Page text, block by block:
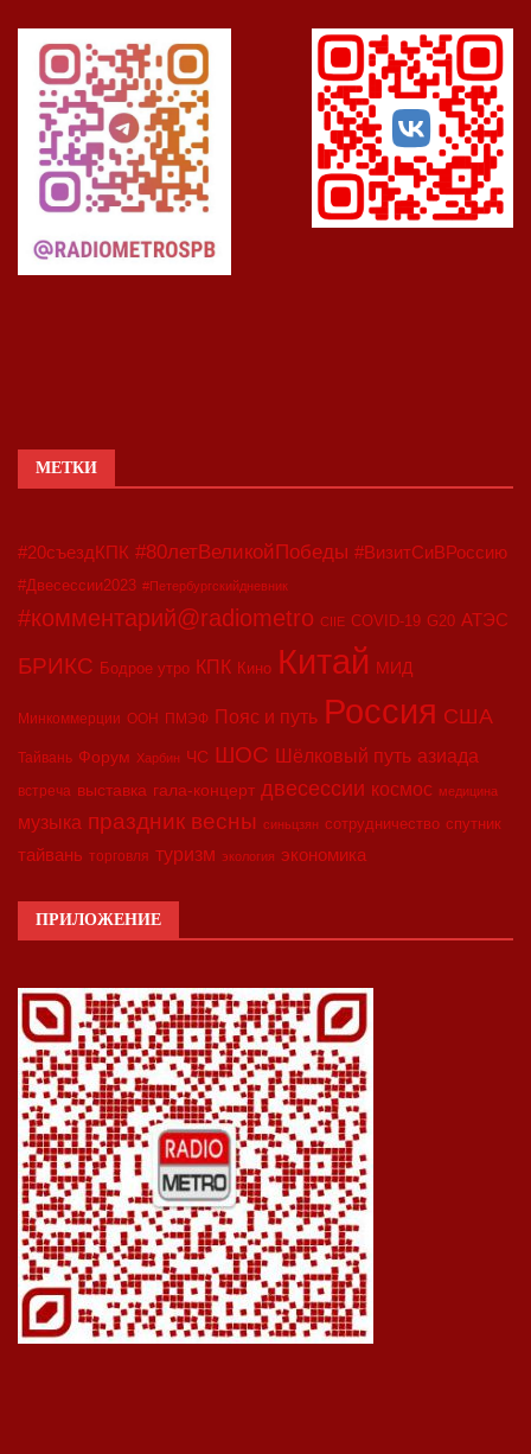
МЕТКИ
#20съездКПК #80летВеликойПобеды #ВизитСиВРоссию
#Двесессии2023 #Петербургскийдневник
#комментарий@radiometro CIIE COVID-19 G20 АТЭС
БРИКС Бодрое утро КПК Кино Китай МИД
Минкоммерции ООН ПМЭФ Пояс и путь Россия США
Тайвань Форум Харбин ЧС ШОС Шёлковый путь азиада
встреча выставка гала-концерт двесессии космос медицина
музыка праздник весны синьцзян сотрудничество спутник
тайвань торговля туризм экология экономика
ПРИЛОЖЕНИЕ